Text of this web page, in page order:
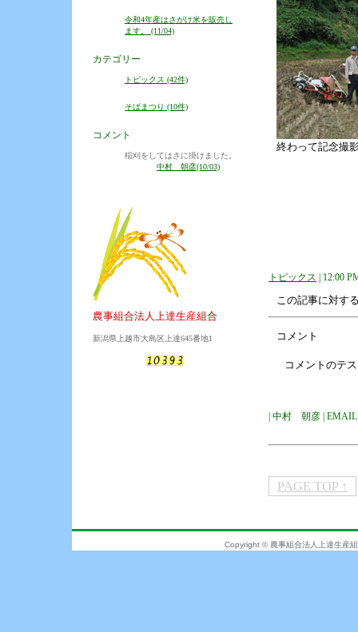
令和4年産はさがけ米を販売し
ます。 (11/04)
カテゴリー
トピックス (42件)
そばまつり (10件)
コメント
稲刈をしてはさに掛けました。
中村 朝彦(10/03)
農事組合法人上達生産組合
新潟県上越市大島区上達645番地1
終わって記念撮
トピックス | 12:00
この記事に対す
コメント
コメントのテ
| 中村 朝彦 | EMAIL
PAGE TOP ↑
Copyright © 農事組合法人上達生産